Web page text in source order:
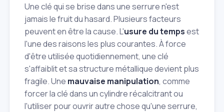
Une clé qui se brise dans une serrure n'est
jamais le fruit du hasard. Plusieurs facteurs
peuvent en être la cause. L'usure du tempsest
l'une des raisons les plus courantes. À force
d'être utilisée quotidiennement, une clé
s'affaiblit et sa structure métallique devient plus
fragile. Une mauvaise manipulation, comme
forcer la clé dans un cylindre récalcitrant ou
l'utiliser pour ouvrir autre chose qu'une serrure,